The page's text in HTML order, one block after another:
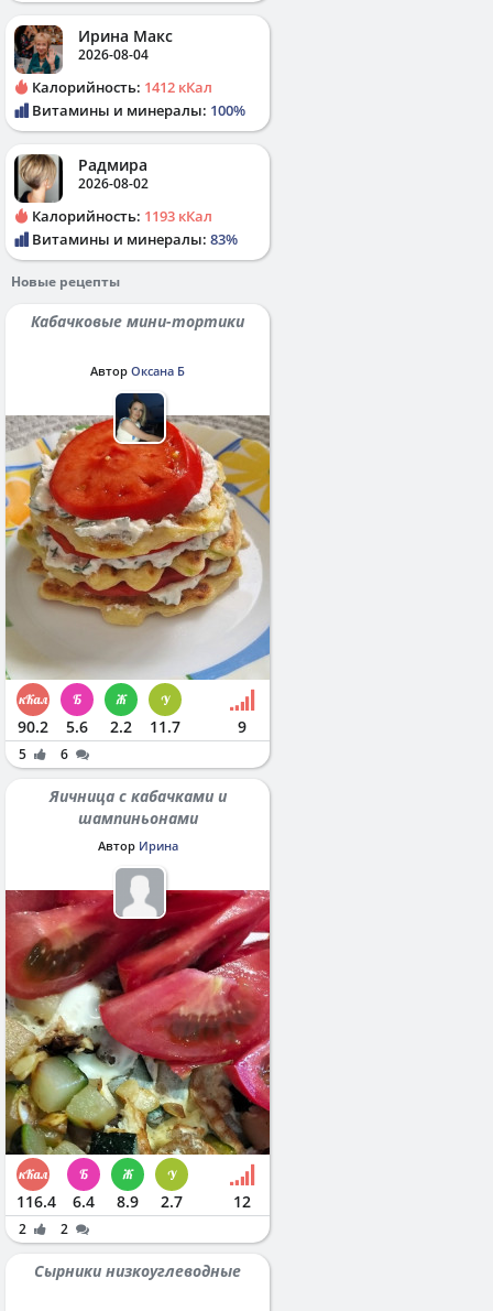
Ирина Макс
2026-08-04
Калорийность: 1412 кКал
Витамины и минералы: 100%
Радмира
2026-08-02
Калорийность: 1193 кКал
Витамины и минералы: 83%
Новые рецепты
Кабачковые мини-тортики
Автор Оксана Б
90.2 5.6 2.2 11.7 9
5 6
Яичница с кабачками и
шампиньонами
Автор Ирина
116.4 6.4 8.9 2.7 12
2 2
Сырники низкоуглеводные